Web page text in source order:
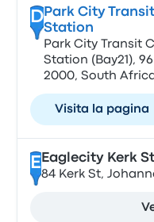
DPark City
Station
Park City Transit
Station (Bay21),
2000, South
Visita la pagina
E Eaglecity Kerk
84 Kerk St,